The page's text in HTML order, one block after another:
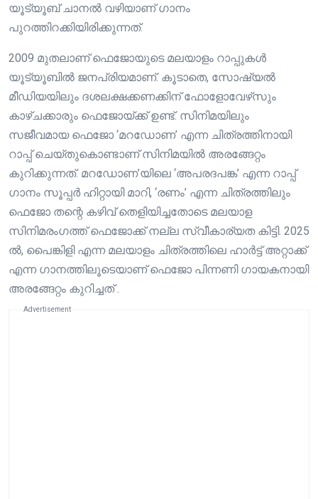
യൂട്യൂബ് ചാനൽ വഴിയാണ് ഗാനം
പുറത്തിറക്കിയിരിക്കുന്നത്.
2009 മുതലാണ് ഫെജോയുടെ മലയാളം റാപ്പുകൾ
യൂട്യൂബിൽ ജനപ്രിയമാണ്. കൂടാതെ, സോഷ്യൽ
മീഡിയയിലും ദശലക്ഷക്കണക്കിന് ഫോളോവേഴ്‌സും
കാഴ്ചക്കാരും ഫെജോയ്ക്ക് ഉണ്ട്. സിനിമയിലും
സജീവമായ ഫെജോ ‘മറഡോണ’ എന്ന ചിത്രത്തിനായി
റാപ്പ് ചെയ്തുകൊണ്ടാണ് സിനിമയിൽ അരങ്ങേറ്റം
കുറിക്കുന്നത്. മറഡോണ’യിലെ ‘അപരദപങ്ക’ എന്ന റാപ്പ്
ഗാനം സൂപ്പർ ഹിറ്റായി മാറി, ‘രണം’ എന്ന ചിത്രത്തിലും
ഫെജോ തന്റെ കഴിവ് തെളിയിച്ചതോടെ മലയാള
സിനിമരംഗത്ത് ഫെജോക്ക് നല്ല സ്വീകാര്യത കിട്ടി. 2025
ൽ, പൈങ്കിളി എന്ന മലയാളം ചിത്രത്തിലെ ഹാർട്ട് അറ്റാക്ക്
എന്ന ഗാനത്തിലൂടെയാണ് ഫെജോ പിന്നണി ഗായകനായി
അരങ്ങേറ്റം കുറിച്ചത് .
Advertisement